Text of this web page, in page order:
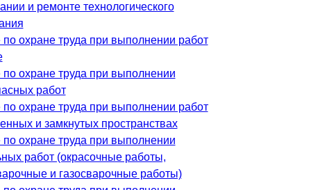
и ремонте технологического
охране труда при выполнении работ
охране труда при выполнении
работ
охране труда при выполнении работ
и замкнутых пространствах
охране труда при выполнении
работ (окрасочные работы,
и газосварочные работы)